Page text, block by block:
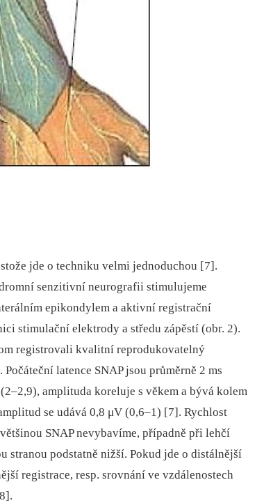
jde o techniku velmi jednoduchou [7].
senzitivní neurografii stimulujeme
epikondylem a aktivní registrační
stimulační elektrody a středu zápěstí (obr. 2).
registrovali kvalitní reprodukovatelný
latence SNAP jsou průměrně 2 ms
amplituda koreluje s věkem a bývá kolem
se udává 0,8 μV (0,6–1) [7]. Rychlost
SNAP nevybavíme, případně při lehčí
stranou podstatně nižší. Pokud jde o distálnější
registrace, resp. srovnání ve vzdálenostech